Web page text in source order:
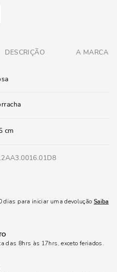
DESCRIÇÃO A MARCA
cm
dias para iniciar uma devolução Saiba
das 8hrs às 17hrs, exceto feriados.